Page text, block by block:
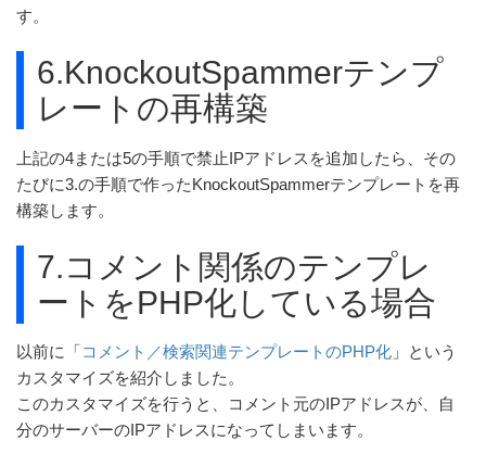
す。
6.KnockoutSpammerテンプ
レートの再構築
上記の4または5の手順で禁止IPアドレスを追加したら、その
たびに3.の手順で作ったKnockoutSpammerテンプレートを再
構築します。
7.コメント関係のテンプレ
ートをPHP化している場合
以前に「 コメント／検索関連テンプレートのPHP化 」という
カスタマイズを紹介しました。
このカスタマイズを行うと、コメント元のIPアドレスが、自
分のサーバーのIPアドレスになってしまいます。